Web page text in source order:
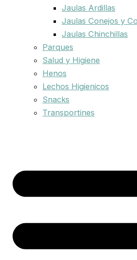
Jaulas Ardillas
Jaulas Conejos y
Jaulas Chinchillas
Parques
Salud y Higiene
Henos
Lechos Higienicos
Snacks
Transportines